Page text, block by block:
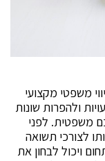
משפטי מקצועי
ולהפרות שונות
משפטית. לפני
לצורכי תשואה
ויכול לבחון את